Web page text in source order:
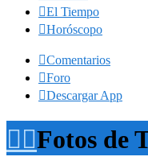
El Tiempo
Horóscopo
Comentarios
Foro
Descargar App
Fotos de